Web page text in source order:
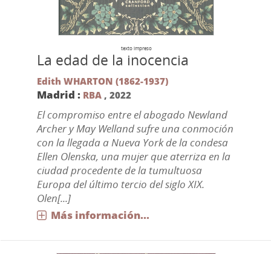
texto impreso
La edad de la inocencia
Edith WHARTON (1862-1937)
Madrid : RBA , 2022
El compromiso entre el abogado Newland
Archer y May Welland sufre una conmoción
con la llegada a Nueva York de la condesa
Ellen Olenska, una mujer que aterriza en la
ciudad procedente de la tumultuosa
Europa del último tercio del siglo XIX.
Olen[...]
Más información...